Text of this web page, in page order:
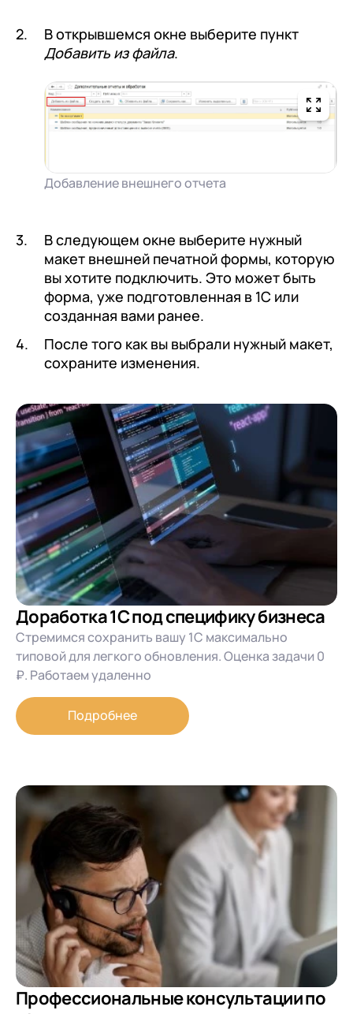
В открывшемся окне выберите пункт
Добавить из файла.
Добавление внешнего отчета
В следующем окне выберите нужный
макет внешней печатной формы, которую
вы хотите подключить. Это может быть
форма, уже подготовленная в 1С или
созданная вами ранее.
После того как вы выбрали нужный макет,
сохраните изменения.
Доработка 1С под специфику бизнеса
Стремимся сохранить вашу 1С максимально
типовой для легкого обновления. Оценка задачи 0
₽. Работаем удаленно
Подробнее
Профессиональные консультации по